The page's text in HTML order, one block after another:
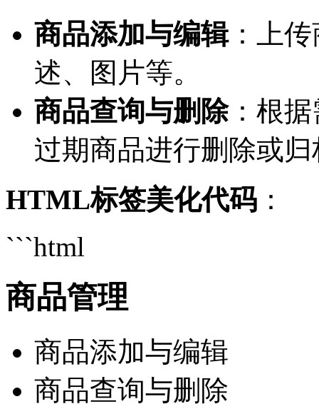
商品添加与编辑：上
述、图片等。
商品查询与删除：根
过期商品进行删除或归
HTML标签美化代码 ：
```html
商品管理
商品添加与编辑
商品查询与删除